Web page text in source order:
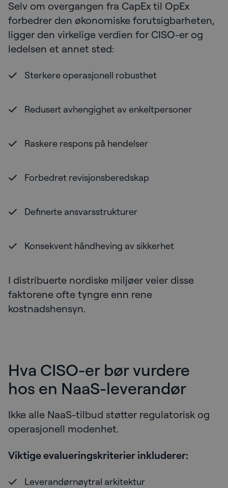
Selv om overgangen fra CapEx til OpEx
forbedrer den økonomiske forutsigbarheten,
ligger den virkelige verdien for CISO-er og
ledelsen et annet sted:
Sterkere operasjonell robusthet
Redusert avhengighet av enkeltpersoner
Raskere respons på hendelser
Forbedret revisjonsberedskap
Definerte ansvarsstrukturer
Konsekvent håndheving av sikkerhet
I distribuerte nordiske miljøer veier disse
faktorene ofte tyngre enn rene
kostnadshensyn.
Hva CISO-er bør vurdere
hos en NaaS-leverandør
Ikke alle NaaS-tilbud støtter regulatorisk og
operasjonell modenhet.
Viktige evalueringskriterier inkluderer:
Leverandørnøytral arkitektur